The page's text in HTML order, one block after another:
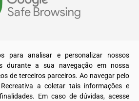
reservados a A Recreativa LTDA.
para analisar e personalizar nossos
durante a sua navegação em nossa
de terceiros parceiros. Ao navegar pelo
a coletar tais informações e
Em caso de dúvidas, acesse